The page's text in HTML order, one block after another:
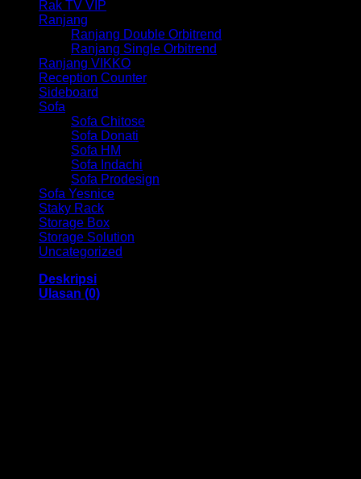
Rak TV VIP
Ranjang
Ranjang Double Orbitrend
Ranjang Single Orbitrend
Ranjang VIKKO
Reception Counter
Sideboard
Sofa
Sofa Chitose
Sofa Donati
Sofa HM
Sofa Indachi
Sofa Prodesign
Sofa Yesnice
Staky Rack
Storage Box
Storage Solution
Uncategorized
Deskripsi
Ulasan (0)